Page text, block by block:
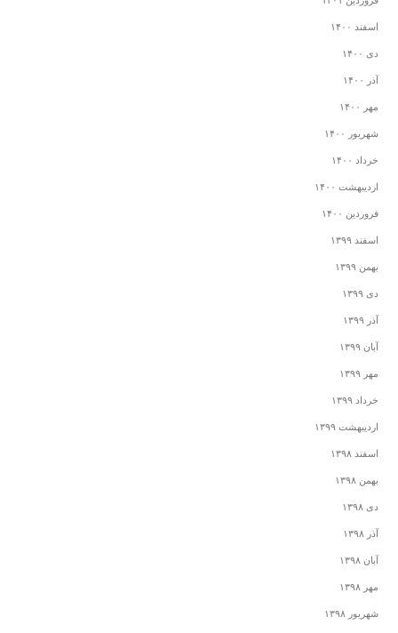
اسفند ۱۴۰۰
دی ۱۴۰۰
آذر ۱۴۰۰
مهر ۱۴۰۰
شهریور ۱۴۰۰
خرداد ۱۴۰۰
اردیبهشت ۱۴۰۰
فروردین ۱۴۰۰
اسفند ۱۳۹۹
بهمن ۱۳۹۹
دی ۱۳۹۹
آذر ۱۳۹۹
آبان ۱۳۹۹
مهر ۱۳۹۹
خرداد ۱۳۹۹
اردیبهشت ۱۳۹۹
اسفند ۱۳۹۸
بهمن ۱۳۹۸
دی ۱۳۹۸
آذر ۱۳۹۸
آبان ۱۳۹۸
مهر ۱۳۹۸
شهریور ۱۳۹۸